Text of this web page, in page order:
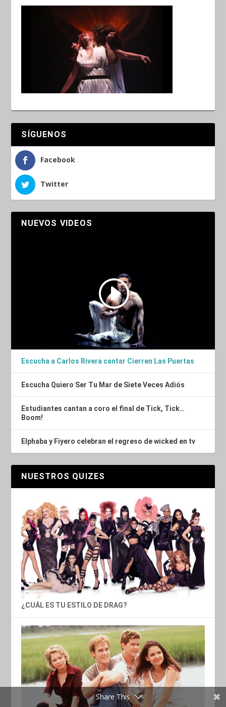
SÍGUENOS
Facebook
Twitter
NUEVOS VIDEOS
Escucha a Carlos Rivera cantar Cierren Las Puertas
Escucha Quiero Ser Tu Mar de Siete Veces Adiós
Estudiantes cantan a coro el final de Tick, Tick…
Boom!
Elphaba y Fiyero celebran el regreso de wicked en tv
NUESTROS QUIZES
¿CUÁL ES TU ESTILO DE DRAG?
Share This